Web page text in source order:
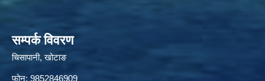
सम्पर्क विवरण
चिसापानी, खोटाङ
फोन: 9852846909